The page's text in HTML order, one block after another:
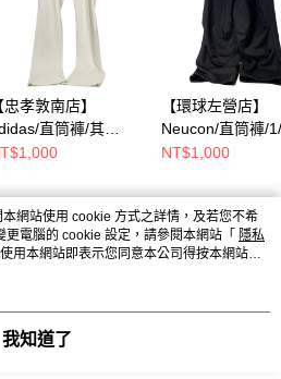
忠孝敦南店】
直筒褲/其
/210001
【環球左營店】
Neucon/直筒褲/1/
NT$1,000
網站使用 cookie 方式之詳情，及若您不希
電腦的 cookie 設定，請參閱本網站「 隱私
用本網站即表示您同意本公司得按本網站使
我知道了